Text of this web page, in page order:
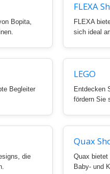
Bopita,
FLEXA
FLEXA
sich ideal
Begleiter
LEGO
Entdecken
fördern Sie
die
Quax
Quax bietet
Baby- und